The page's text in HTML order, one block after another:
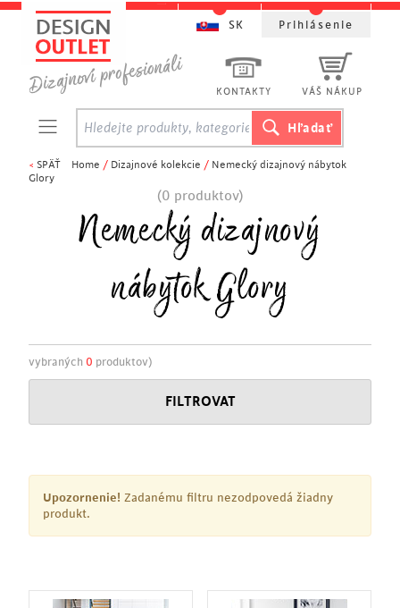
< SPÄŤ Home / Dizajnové kolekcie / Nemecký dizajnový nábytok
Glory
(0 produktov)
Nemecký dizajnový
nábytok Glory
vybraných 0 produktov)
FILTROVAT
Upozornenie! Zadanému filtru nezodpovedá žiadny
produkt.
KONTAKTY VÁŠ NÁKUP
SK Prihlásenie